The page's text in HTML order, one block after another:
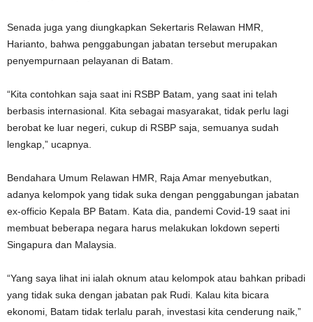
Senada juga yang diungkapkan Sekertaris Relawan HMR,
Harianto, bahwa penggabungan jabatan tersebut merupakan
penyempurnaan pelayanan di Batam.
“Kita contohkan saja saat ini RSBP Batam, yang saat ini telah
berbasis internasional. Kita sebagai masyarakat, tidak perlu lagi
berobat ke luar negeri, cukup di RSBP saja, semuanya sudah
lengkap,” ucapnya.
Bendahara Umum Relawan HMR, Raja Amar menyebutkan,
adanya kelompok yang tidak suka dengan penggabungan jabatan
ex-officio Kepala BP Batam. Kata dia, pandemi Covid-19 saat ini
membuat beberapa negara harus melakukan lokdown seperti
Singapura dan Malaysia.
“Yang saya lihat ini ialah oknum atau kelompok atau bahkan pribadi
yang tidak suka dengan jabatan pak Rudi. Kalau kita bicara
ekonomi, Batam tidak terlalu parah, investasi kita cenderung naik,”